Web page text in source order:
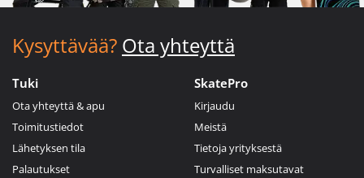
Kysyttävää? Ota yhteyttä
Tuki
Ota yhteyttä & apu
Toimitustiedot
Lähetyksen tila
Palautukset
SkatePro
Kirjaudu
Meistä
Tietoja yrityksestä
Turvalliset maksutavat